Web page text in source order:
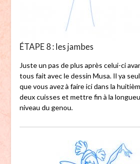
ÉTAPE 8 : les jambes
Juste un pas de plus après celui-ci
tous fait avec le dessin Musa. Il ya
que vous avez à faire ici dans la
deux cuisses et mettre fin à la
niveau du genou.